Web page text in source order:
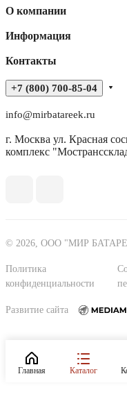
О компании
Информация
Контакты
+7 (800) 700-85-04
info@mirbatareek.ru
г. Москва ул. Красная
комплекс
© 2026, ООО "МИР
Политика
конфиденциальности
Развитие сайта
Главная Каталог